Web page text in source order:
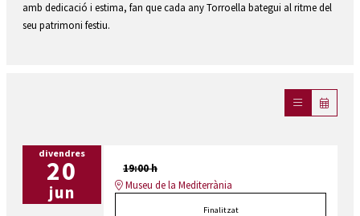
amb dedicació i estima, fan que cada any Torroella bategui al ritme del
seu patrimoni festiu.
divendres
20
jun
19:00 h
Museu de la Mediterrània
Finalitzat